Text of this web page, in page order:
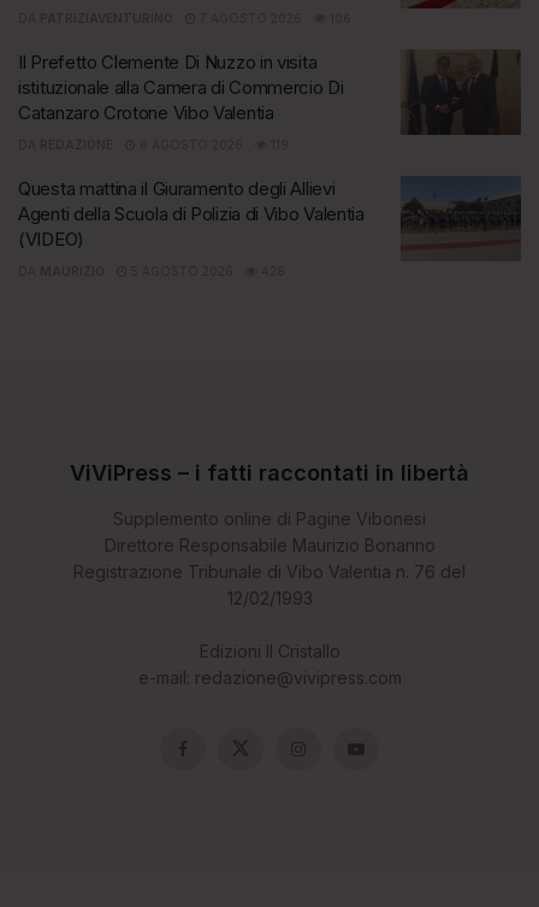
Il Prefetto Clemente Di Nuzzo in visita
istituzionale alla Camera di Commercio Di
Catanzaro Crotone Vibo Valentia
Questa mattina il Giuramento degli Allievi
Agenti della Scuola di Polizia di Vibo Valentia
(VIDEO)
ViViPress – i fatti raccontati in libertà
Supplemento online di Pagine Vibonesi
Direttore Responsabile Maurizio Bonanno
Registrazione Tribunale di Vibo Valentia n. 76 del
12/02/1993
Edizioni Il Cristallo
e-mail: redazione@vivipress.com